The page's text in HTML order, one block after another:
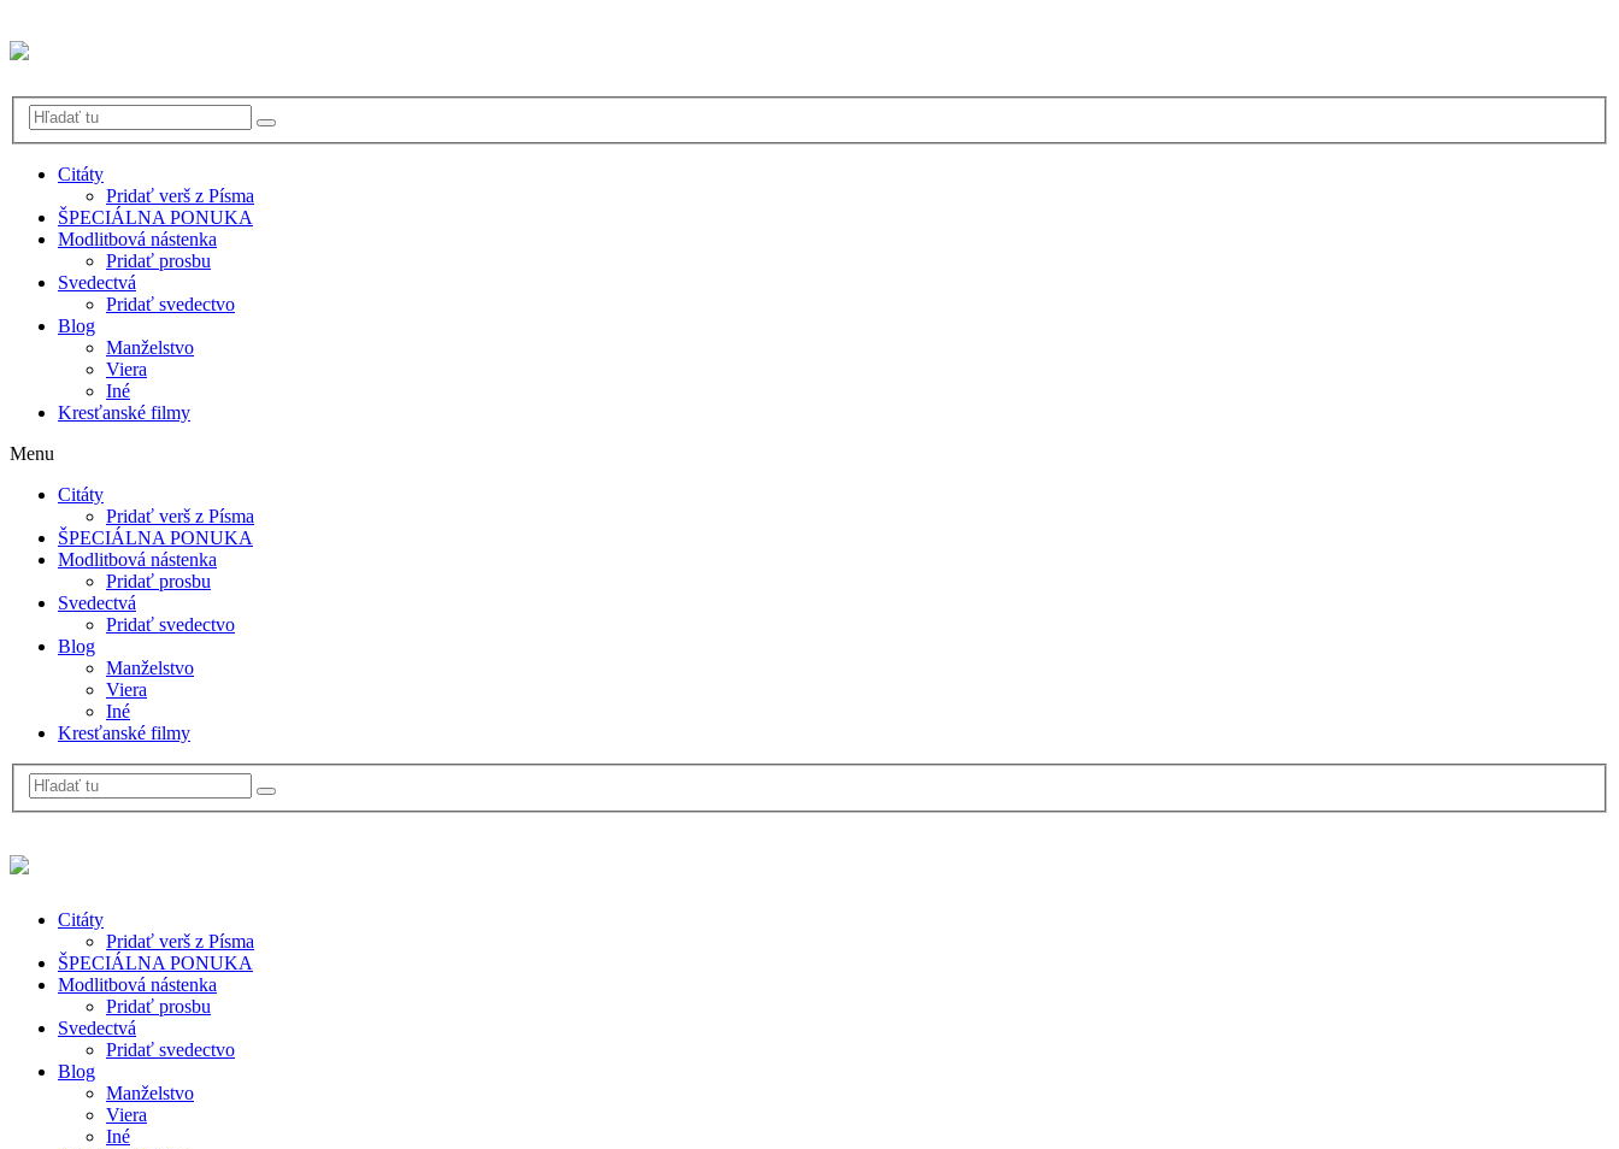
Citáty
Pridať verš z Písma
ŠPECIÁLNA PONUKA
Modlitbová nástenka
Pridať prosbu
Svedectvá
Pridať svedectvo
Blog
Manželstvo
Viera
Iné
Kresťanské filmy
Menu
Citáty
Pridať verš z Písma
ŠPECIÁLNA PONUKA
Modlitbová nástenka
Pridať prosbu
Svedectvá
Pridať svedectvo
Blog
Manželstvo
Viera
Iné
Kresťanské filmy
Citáty
Pridať verš z Písma
ŠPECIÁLNA PONUKA
Modlitbová nástenka
Pridať prosbu
Svedectvá
Pridať svedectvo
Blog
Manželstvo
Viera
Iné